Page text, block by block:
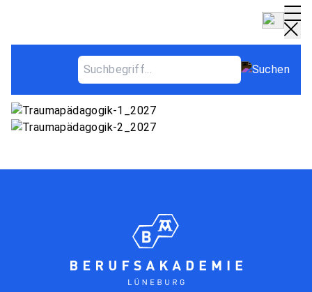
Weiterbildung Traumapädagogik